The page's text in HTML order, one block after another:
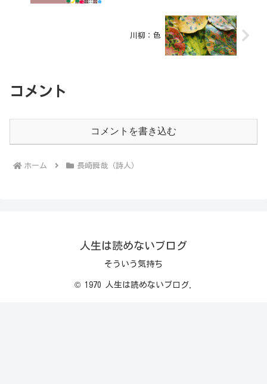
川柳：色
コメント
コメントを書き込む
ホーム 長崎瞬哉（詩人）
人生は読めないブログ
そういう気持ち
© 1970 人生は読めないブログ.